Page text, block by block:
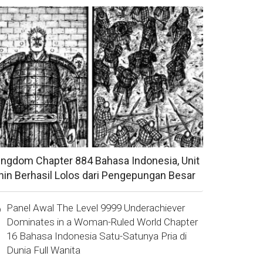
Chapter 884 Bahasa Indonesia, Unit
Berhasil Lolos dari Pengepungan Besar
Panel Awal The Level 9999 Underachiever
Dominates in a Woman-Ruled World Chapter
16 Bahasa Indonesia Satu-Satunya Pria di
Dunia Full Wanita